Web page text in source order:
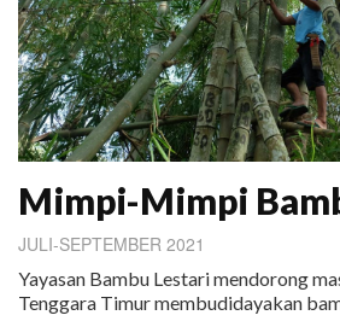
Mimpi-Mimpi
JULI-SEPTEMBER 2021
Yayasan Bambu Lestari mendorong
Tenggara Timur membudidayakan